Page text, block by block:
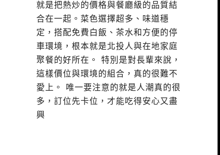
就是把熱炒的價格與餐廳級的品質結
合在一起。菜色選擇超多、味道穩
定，搭配免費白飯、茶水和方便的停
車環境，根本就是北投人與在地家庭
聚餐的好所在。 特別是對長輩來說，
這樣價位與環境的組合，真的很難不
愛上。 唯一要注意的就是人潮真的很
多，訂位先卡位，才能吃得安心又盡
興